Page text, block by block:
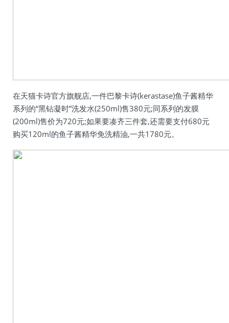
在天猫卡诗官方旗舰店,一件巴黎卡诗(kerastase)鱼子酱精华
系列的“黑钻凝时”洗发水(250ml)售380元;同系列的发膜
(200ml)售价为720元;如果要凑齐三件套,还需要支付680元
购买120ml的鱼子酱精华免洗精油,一共1780元。